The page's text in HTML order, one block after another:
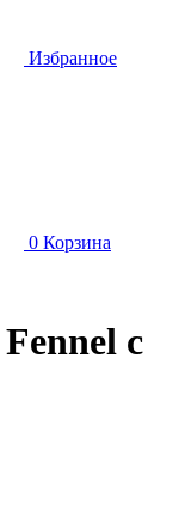
Избранное
0 Корзина
с